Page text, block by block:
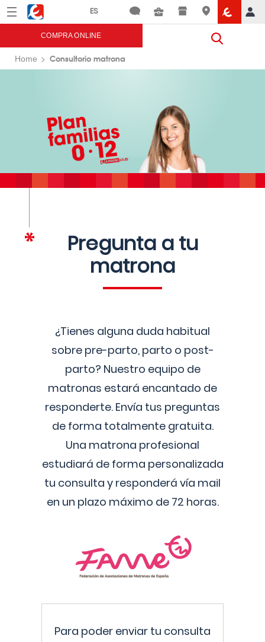
Menú Eroski
COMPRA ONLINE
Home Consultorio matrona
Pregunta a tu
matrona
¿Tienes alguna duda habitual
sobre pre-parto, parto o post-
parto? Nuestro equipo de
matronas estará encantado de
responderte. Envía tus preguntas
de forma totalmente gratuita.
Una matrona profesional
estudiará de forma personalizada
tu consulta y responderá vía mail
en un plazo máximo de 72 horas.
Para poder enviar tu consulta